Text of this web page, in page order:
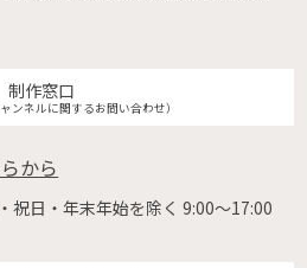
制作窓口
ンネルに関するお問い合わせ）
から
祝日・年末年始を除く 9:00〜17:00